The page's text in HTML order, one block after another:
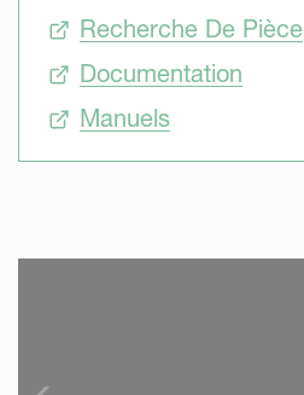
Recherche De Pièce
Documentation
Manuels